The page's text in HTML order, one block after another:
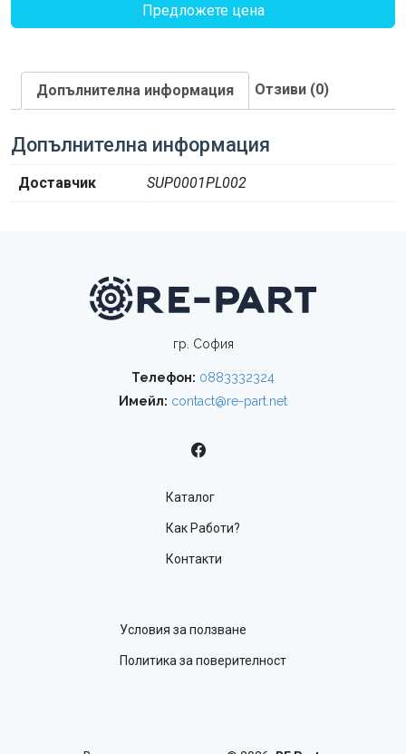
Предложете цена
Допълнителна информация Отзиви (0)
Допълнителна информация
Доставчик SUP0001PL002
гр. София
Телефон: 0883332324
Имейл: contact@re-part.net
Каталог
Как Работи?
Контакти
Условия за ползване
Политика за поверителност